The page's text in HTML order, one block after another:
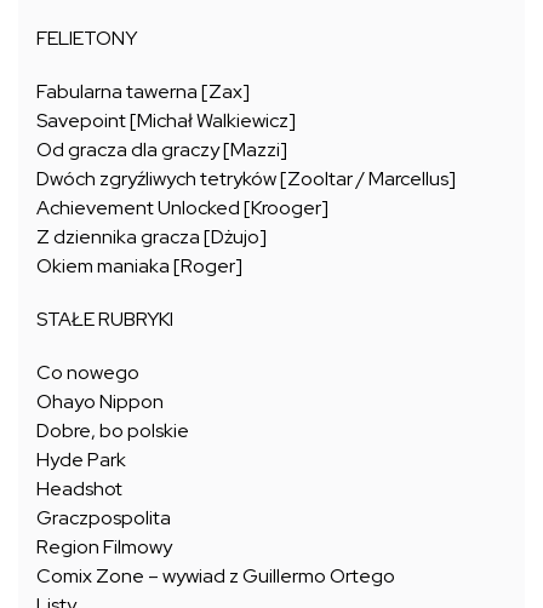
FELIETONY
Fabularna tawerna [Zax]
Savepoint [Michał Walkiewicz]
Od gracza dla graczy [Mazzi]
Dwóch zgryźliwych tetryków [Zooltar / Marcellus]
Achievement Unlocked [Krooger]
Z dziennika gracza [Dżujo]
Okiem maniaka [Roger]
STAŁE RUBRYKI
Co nowego
Ohayo Nippon
Dobre, bo polskie
Hyde Park
Headshot
Graczpospolita
Region Filmowy
Comix Zone – wywiad z Guillermo Ortego